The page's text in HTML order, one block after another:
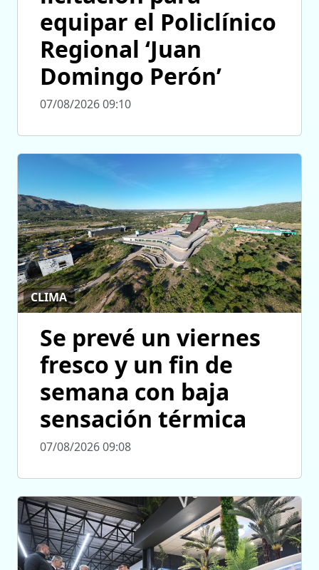
equipar el Policlínico
Regional ‘Juan
Domingo Perón’
07/08/2026 09:10
CLIMA
Se prevé un viernes
fresco y un fin de
semana con baja
sensación térmica
07/08/2026 09:08